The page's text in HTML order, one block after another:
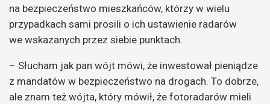
na bezpieczeństwo mieszkańców, którzy w wielu
przypadkach sami prosili o ich ustawienie radarów
we wskazanych przez siebie punktach.
– Słucham jak pan wójt mówi, że inwestował pieniądze
z mandatów w bezpieczeństwo na drogach. To dobrze,
ale znam też wójta, który mówił, że fotoradarów mieli